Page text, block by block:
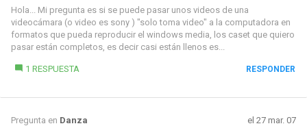
Hola... Mi pregunta es si se puede pasar unos videos de una
videocámara (o video es sony ) "solo toma video" a la computadora en
formatos que pueda reproducir el windows media, los caset que quiero
pasar están completos, es decir casi están llenos es...
1 RESPUESTA RESPONDER
Pregunta en Danza el 27 mar. 07